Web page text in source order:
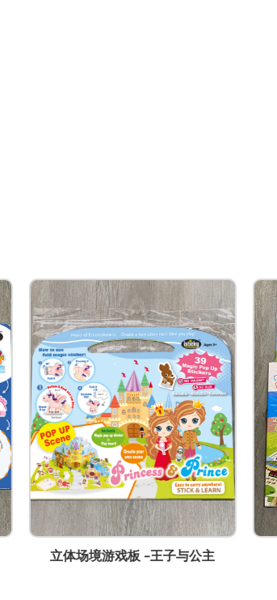
-王子与公主 益智玩具书 -动物园